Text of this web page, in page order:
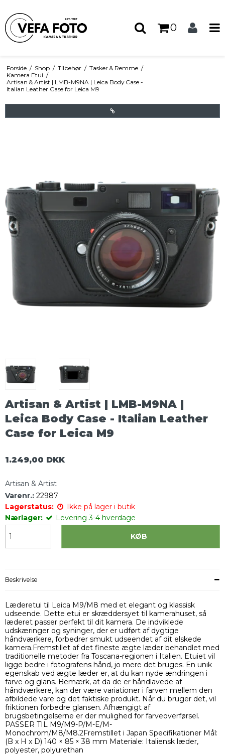
0
Forside / Shop / Tilbehør / Tasker & Remme /
Kamera Etui /
Artisan & Artist | LMB-M9NA | Leica Body Case -
Italian Leather Case for Leica M9
Artisan & Artist | LMB-M9NA |
Leica Body Case - Italian Leather
Case for Leica M9
1.249,00 DKK
Artisan & Artist
Varenr.: 22987
Lagerstatus:
Ikke på lager i butik
Nærlager:
Levering 3-4 hverdage
KØB
Beskrivelse
Læderetui til Leica M9/M8 med et elegant og klassisk
udseende. Dette etui er skræddersyet til kamerahuset, så
læderet passer perfekt til dit kamera. De indviklede
udskæringer og syninger, der er udført af dygtige
håndværkere, forbedrer smukt udseendet af dit elskede
kamera.Fremstillet af det fineste ægte læder behandlet med
traditionelle metoder fra Toscana-regionen i Italien. Etuiet vil
ligge bedre i fotografens hånd, jo mere det bruges. En unik
egenskab ved ægte læder er, at du kan nyde ændringen i
farve og glans. Bemærk, at da de er håndlavede af
håndværkere, kan der være variationer i farven mellem den
afbildede vare og det faktiske produkt. Når du bruger det, vil
friktionen forbedre glansen. Afhængigt af
brugsbetingelserne er der mulighed for farveoverførsel.
PASSER TIL M9/M9-P/M-E/M-
Monochrom/M8/M8.2Fremstillet i Japan Specifikationer Mål:
(B x H x D) 140 × 85 × 38 mm Materiale: Italiensk læder,
polyester, polyurethan